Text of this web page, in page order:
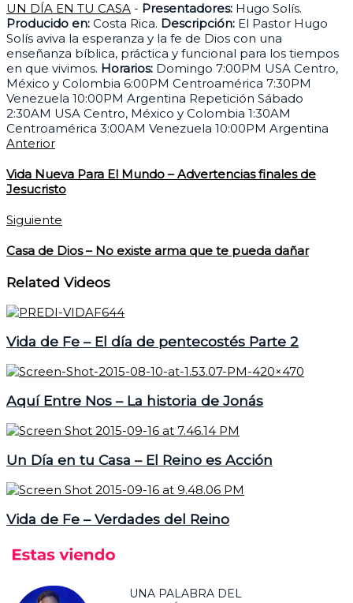
UN DÍA EN TU CASA - Presentadores: Hugo Solís.
Producido en: Costa Rica. Descripción: El Pastor Hugo
Solís aviva la esperanza y la fe de Dios con una
enseñanza bíblica, práctica y funcional para los tiempos
en que vivimos. Horarios: Domingo 7:00PM USA Centro,
México y Colombia 6:00PM Centroamérica 7:30PM
Venezuela 10:00PM Argentina Repetición Sábado
2:30AM USA Centro, México y Colombia 1:30AM
Centroamérica 3:00AM Venezuela 10:00PM Argentina
Anterior
Vida Nueva Para El Mundo – Advertencias finales de
Jesucristo
Siguiente
Casa de Dios – No existe arma que te pueda dañar
Related Videos
Vida de Fe – El día de pentecostés Parte 2
Aquí Entre Nos – La historia de Jonás
Un Día en tu Casa – El Reino es Acción
Vida de Fe – Verdades del Reino